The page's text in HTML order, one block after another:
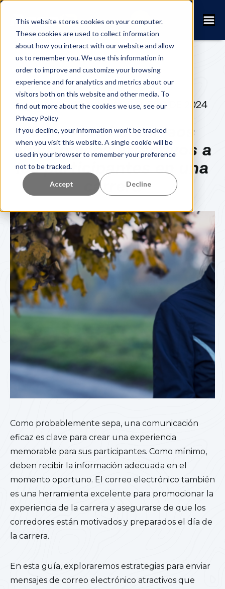
This website stores cookies on your computer.
These cookies are used to collect information
about how you interact with our website and allow
us to remember you. We use this information in
order to improve and customize your browsing
experience and for analytics and metrics about our
visitors both on this website and other media. To
find out more about the cookies we use, see our
Privacy Policy
If you decline, your information won’t be tracked
when you visit this website. A single cookie will be
used in your browser to remember your preference
not to be tracked.
Accept Decline
FANNY KUHN 4 DE ENERO DE 2024
Cómo enviar correos
electrónicos atractivos a
los participantes en una
carrera
Como probablemente sepa, una comunicación
eficaz es clave para crear una experiencia
memorable para sus participantes. Como mínimo,
deben recibir la información adecuada en el
momento oportuno. El correo electrónico también
es una herramienta excelente para promocionar la
experiencia de la carrera y asegurarse de que los
corredores están motivados y preparados el día de
la carrera.
En esta guía, exploraremos estrategias para enviar
mensajes de correo electrónico atractivos que